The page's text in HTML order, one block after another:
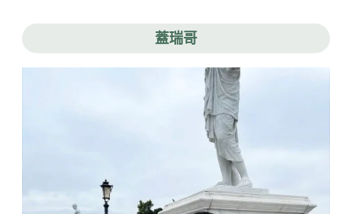
待
蓋瑞哥